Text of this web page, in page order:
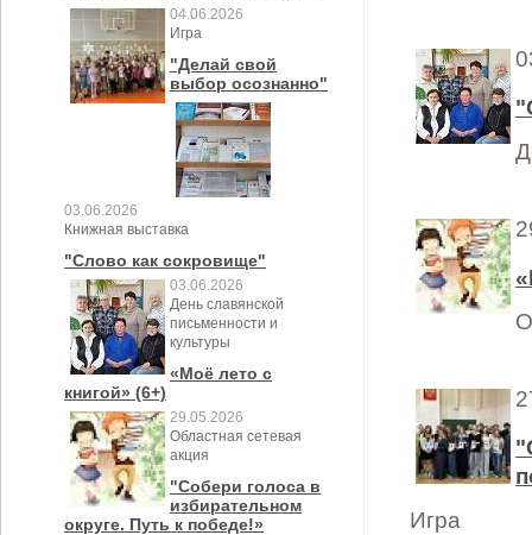
04.06.2026
Игра
"Делай свой
выбор осознанно"
03.06.2026
Книжная выставка
"Слово как сокровище"
03.06.2026
День славянской
письменности и
культуры
«Моё лето с
книгой» (6+)
29.05.2026
Областная сетевая
акция
"Собери голоса в
избирательном
округе. Путь к победе!»
Игра